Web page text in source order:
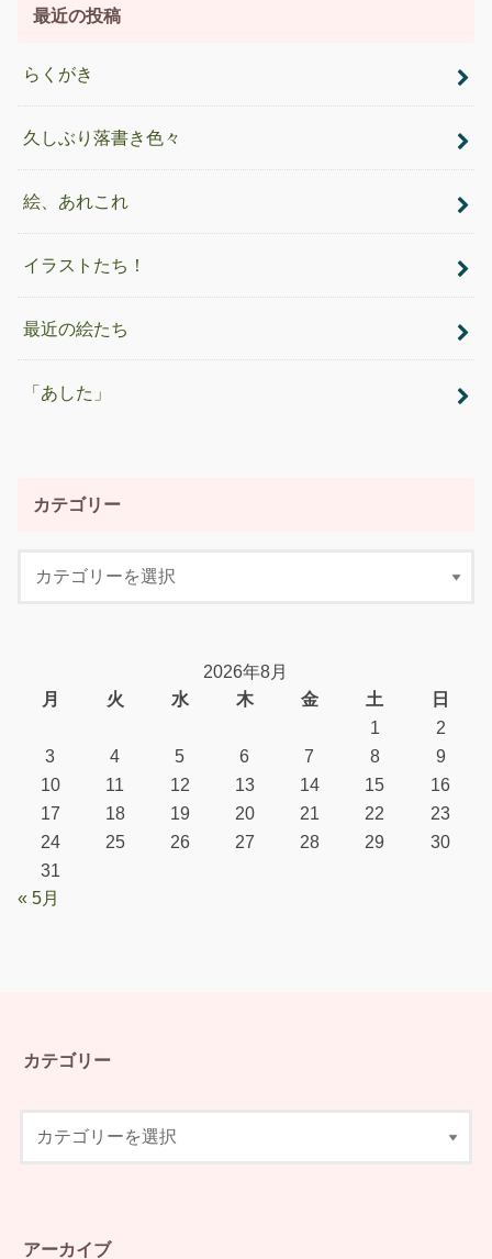
最近の投稿
らくがき
久しぶり落書き色々
絵、あれこれ
イラストたち！
最近の絵たち
「あした」
カテゴリー
2026年8月
月
火 水 木 金 土
日
1
2
3
4 5 6 7 8
9
10
11 12 13 14 15
16
17
18 19 20 21 22
23
24
25 26 27 28 29
30
31
« 5月
カテゴリー
アーカイブ